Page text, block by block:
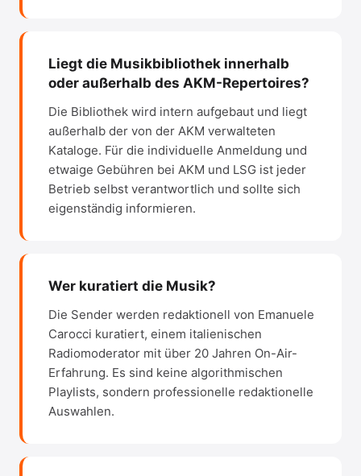
Liegt die Musikbibliothek innerhalb
oder außerhalb des AKM-Repertoires?
Die Bibliothek wird intern aufgebaut und liegt
außerhalb der von der AKM verwalteten
Kataloge. Für die individuelle Anmeldung und
etwaige Gebühren bei AKM und LSG ist jeder
Betrieb selbst verantwortlich und sollte sich
eigenständig informieren.
Wer kuratiert die Musik?
Die Sender werden redaktionell von Emanuele
Carocci kuratiert, einem italienischen
Radiomoderator mit über 20 Jahren On-Air-
Erfahrung. Es sind keine algorithmischen
Playlists, sondern professionelle redaktionelle
Auswahlen.